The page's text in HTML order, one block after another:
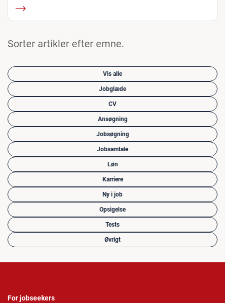
Sorter artikler efter emne.
Vis alle
Jobglæde
CV
Ansøgning
Jobsøgning
Jobsamtale
Løn
Karriere
Ny i job
Opsigelse
Tests
Øvrigt
For jobseekers